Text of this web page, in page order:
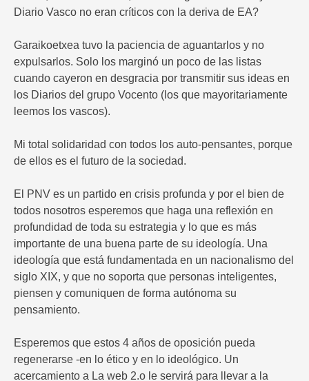
Diario Vasco no eran críticos con la deriva de EA?
Garaikoetxea tuvo la paciencia de aguantarlos y no
expulsarlos. Solo los marginó un poco de las listas
cuando cayeron en desgracia por transmitir sus ideas en
los Diarios del grupo Vocento (los que mayoritariamente
leemos los vascos).
Mi total solidaridad con todos los auto-pensantes, porque
de ellos es el futuro de la sociedad.
El PNV es un partido en crisis profunda y por el bien de
todos nosotros esperemos que haga una reflexión en
profundidad de toda su estrategia y lo que es más
importante de una buena parte de su ideología. Una
ideología que está fundamentada en un nacionalismo del
siglo XIX, y que no soporta que personas inteligentes,
piensen y comuniquen de forma autónoma su
pensamiento.
Esperemos que estos 4 años de oposición pueda
regenerarse -en lo ético y en lo ideológico. Un
acercamiento a La web 2.o le servirá para llevar a la